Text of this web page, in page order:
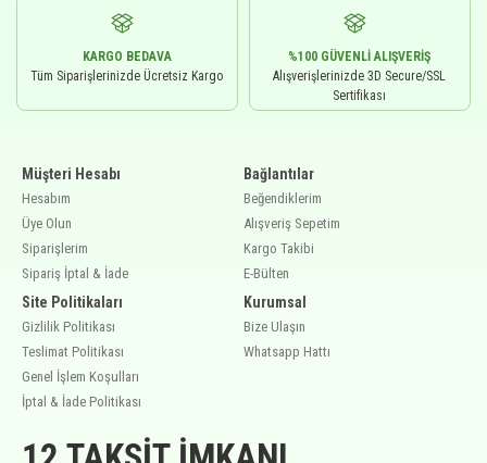
KARGO BEDAVA
Tüm Siparişlerinizde Ücretsiz Kargo
%100 GÜVENLI ALIŞVERIŞ
Alışverişlerinizde 3D Secure/SSL
Sertifikası
Müşteri Hesabı
Hesabım
Üye Olun
Siparişlerim
Sipariş İptal & İade
Site Politikaları
Gizlilik Politikası
Teslimat Politikası
Genel İşlem Koşulları
İptal & İade Politikası
Bağlantılar
Beğendiklerim
Alışveriş Sepetim
Kargo Takibi
E-Bülten
Kurumsal
Bize Ulaşın
Whatsapp Hattı